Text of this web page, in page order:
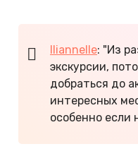
Iliannelle: "Из
экскурсии,
добраться до
интересных
особенно если